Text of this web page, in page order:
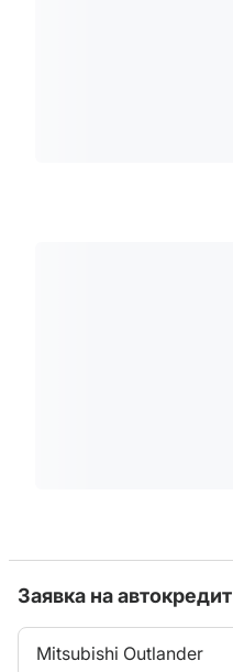
Заявка на автокредит
Mitsubishi Outlander